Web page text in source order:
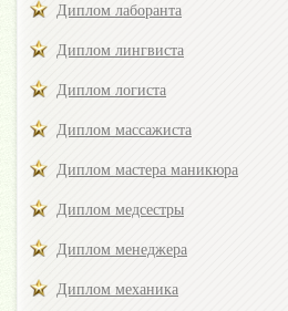
Диплом лаборанта
Диплом лингвиста
Диплом логиста
Диплом массажиста
Диплом мастера маникюра
Диплом медсестры
Диплом менеджера
Диплом механика